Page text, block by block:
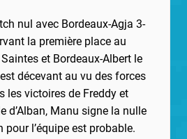
nul avec Bordeaux-Agja 3-
la première place au
et Bordeaux-Albert le
décevant au vu des forces
les victoires de Freddy et
d’Alban, Manu signe la nulle
pour l’équipe est probable.